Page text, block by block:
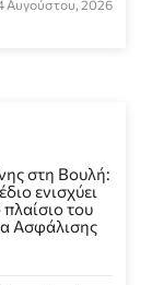
Αυγούστου, 2026
στη Βουλή:
ενισχύει
του
Ασφάλισης